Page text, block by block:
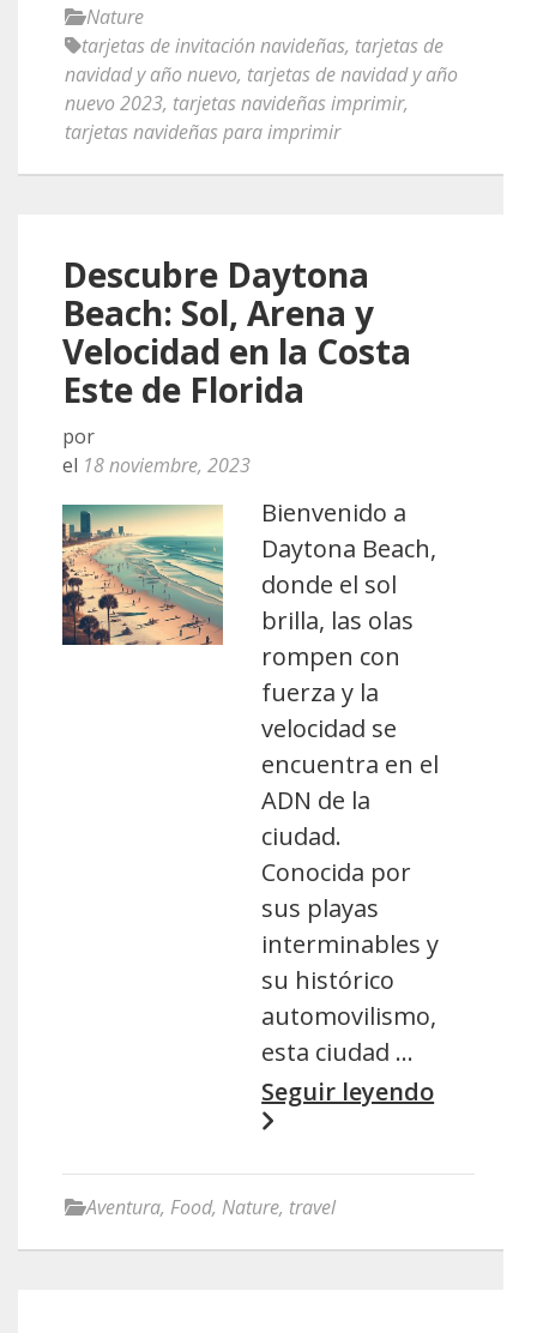
Nature
tarjetas de invitación navideñas, tarjetas de
navidad y año nuevo, tarjetas de navidad y año
nuevo 2023, tarjetas navideñas imprimir,
tarjetas navideñas para imprimir
Descubre Daytona
Beach: Sol, Arena y
Velocidad en la Costa
Este de Florida
por
el 18 noviembre, 2023
Bienvenido a
Daytona Beach,
donde el sol
brilla, las olas
rompen con
fuerza y la
velocidad se
encuentra en el
ADN de la
ciudad.
Conocida por
sus playas
interminables y
su histórico
automovilismo,
esta ciudad …
Seguir leyendo
Aventura, Food, Nature, travel